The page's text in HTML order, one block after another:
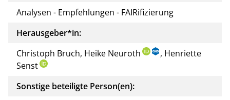
Analysen - Empfehlungen - FAIRifizierung
Herausgeber*in:
Christoph Bruch, Heike Neuroth
, Henriette
Senst
Sonstige beteiligte Person(en):